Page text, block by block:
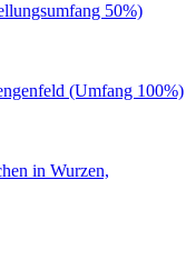
50%)
(Umfang 100%)
in Wurzen,